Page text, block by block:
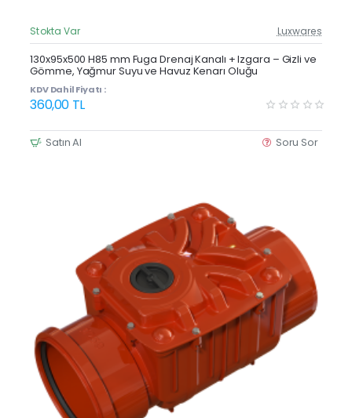
Güncel Fiyat
Yeni Ürün
Stokta Var Luxwares
130x95x500 H85 mm Fuga Drenaj Kanalı + Izgara – Gizli ve
Gömme, Yağmur Suyu ve Havuz Kenarı Oluğu
KDV Dahil Fiyatı :
360,00 TL
Satın Al Soru Sor